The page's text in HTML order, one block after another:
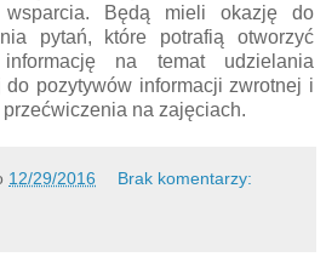
Będą mieli okazję do
pytań, które potrafią otworzyć
na temat udzielania
do pozytywów informacji zwrotnej i
na zajęciach.
12/29/2016 Brak komentarzy: